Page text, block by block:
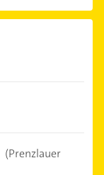
(Prenzlauer